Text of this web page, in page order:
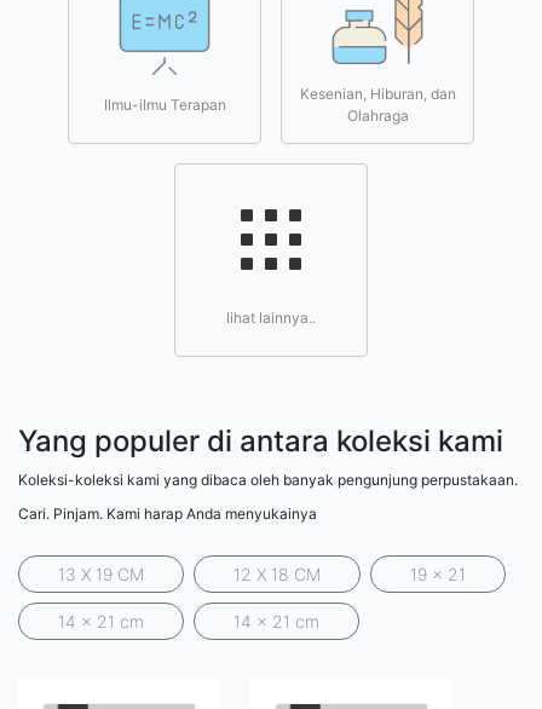
Ilmu-ilmu Terapan
Kesenian, Hiburan, dan
Olahraga
lihat lainnya..
Yang populer di antara koleksi kami
Koleksi-koleksi kami yang dibaca oleh banyak pengunjung perpustakaan.
Cari. Pinjam. Kami harap Anda menyukainya
13 X 19 CM 12 X 18 CM 19 x 21
14 x 21 cm 14 x 21 cm